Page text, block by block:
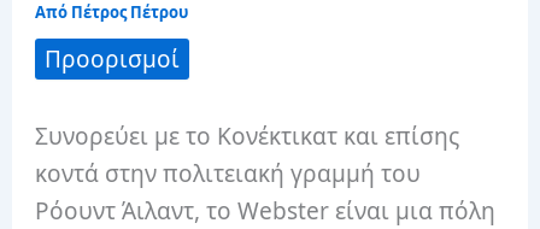
Από Πέτρος Πέτρου
Προορισμοί
Συνορεύει με το Κονέκτικατ και επίσης
κοντά στην πολιτειακή γραμμή του
Ρόουντ Άιλαντ, το Webster είναι μια πόλη